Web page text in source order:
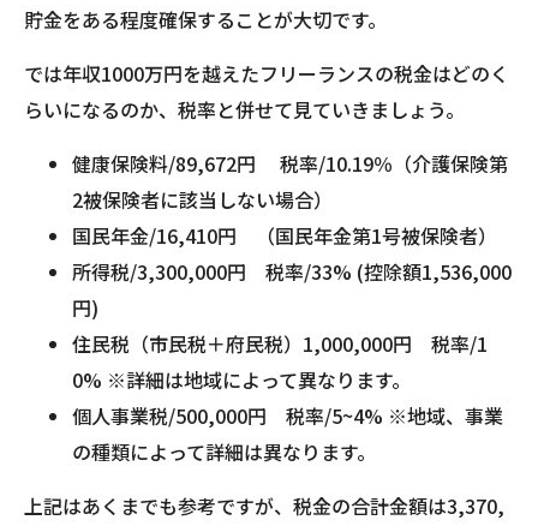
貯金をある程度確保することが大切です。
では年収1000万円を越えたフリーランスの税金はどのく
らいになるのか、税率と併せて見ていきましょう。
健康保険料/89,672円 税率/10.19％（介護保険第
2被保険者に該当しない場合）
国民年金/16,410円 （国民年金第1号被保険者）
所得税/3,300,000円 税率/33% (控除額1,536,000
円)
住民税（市民税＋府民税）1,000,000円 税率/1
0% ※詳細は地域によって異なります。
個人事業税/500,000円 税率/5~4% ※地域、事業
の種類によって詳細は異なります。
上記はあくまでも参考ですが、税金の合計金額は3,370,